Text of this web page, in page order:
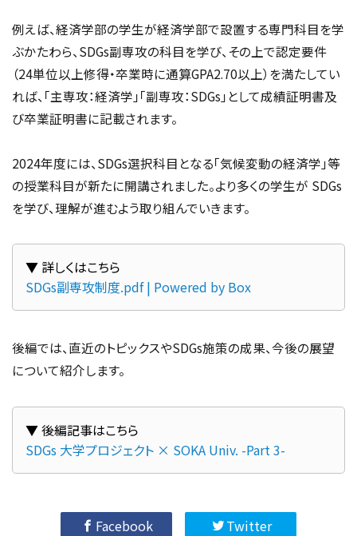
例えば、経済学部の学生が経済学部で設置する専門科目を学
ぶかたわら、SDGs副専攻の科目を学び、その上で認定要件
（24単位以上修得・卒業時に通算GPA2.70以上）を満たしてい
れば、「主専攻：経済学」「副専攻：SDGs」として成績証明書及
び卒業証明書に記載されます。
2024年度には、SDGs選択科目となる「気候変動の経済学」等
の授業科目が新たに開講されました。より多くの学生が SDGs
を学び、理解が進むよう取り組んでいきます。
SDGs副専攻制度.pdf | Powered by Box
後編では、直近のトピックスやSDGs施策の成果、今後の展望
について紹介します。
SDGs 大学プロジェクト × SOKA Univ. -Part 3-
Facebook Twitter